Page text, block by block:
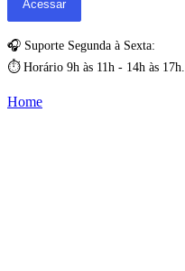
🎧 Suporte Segunda à Sexta:
⏱️ Horário 9h às 11h - 14h às 17h.
Home